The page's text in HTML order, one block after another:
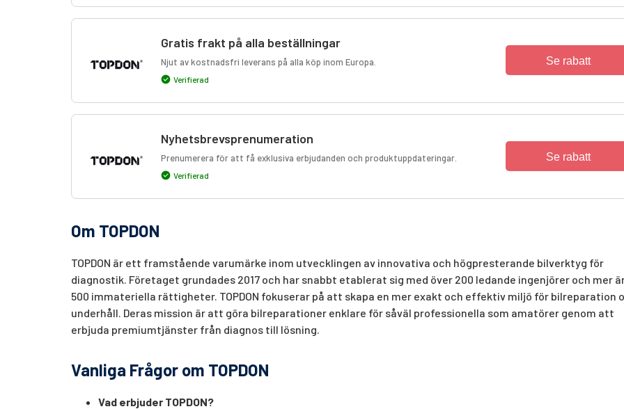
Gratis frakt på alla beställningar
Njut av kostnadsfri leverans på alla köp inom Europa.
Verifierad
Se rabatt
Nyhetsbrevsprenumeration
Prenumerera för att få exklusiva erbjudanden och produktuppdateringar.
Verifierad
Se rabatt
Om TOPDON
TOPDON är ett framstående varumärke inom utvecklingen av innovativa och högpresterande bilverktyg för
diagnostik. Företaget grundades 2017 och har snabbt etablerat sig med över 200 ledande ingenjörer och mer
500 immateriella rättigheter. TOPDON fokuserar på att skapa en mer exakt och effektiv miljö för bilreparation
underhåll. Deras mission är att göra bilreparationer enklare för såväl professionella som amatörer genom att
erbjuda premiumtjänster från diagnos till lösning.
Vanliga Frågor om TOPDON
Vad erbjuder TOPDON?